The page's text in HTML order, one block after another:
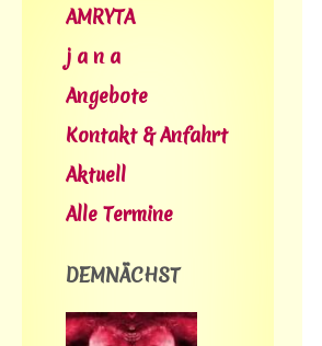
AMRYTA
j a n a
Angebote
Kontakt & Anfahrt
Aktuell
Alle Termine
DEMNÄCHST